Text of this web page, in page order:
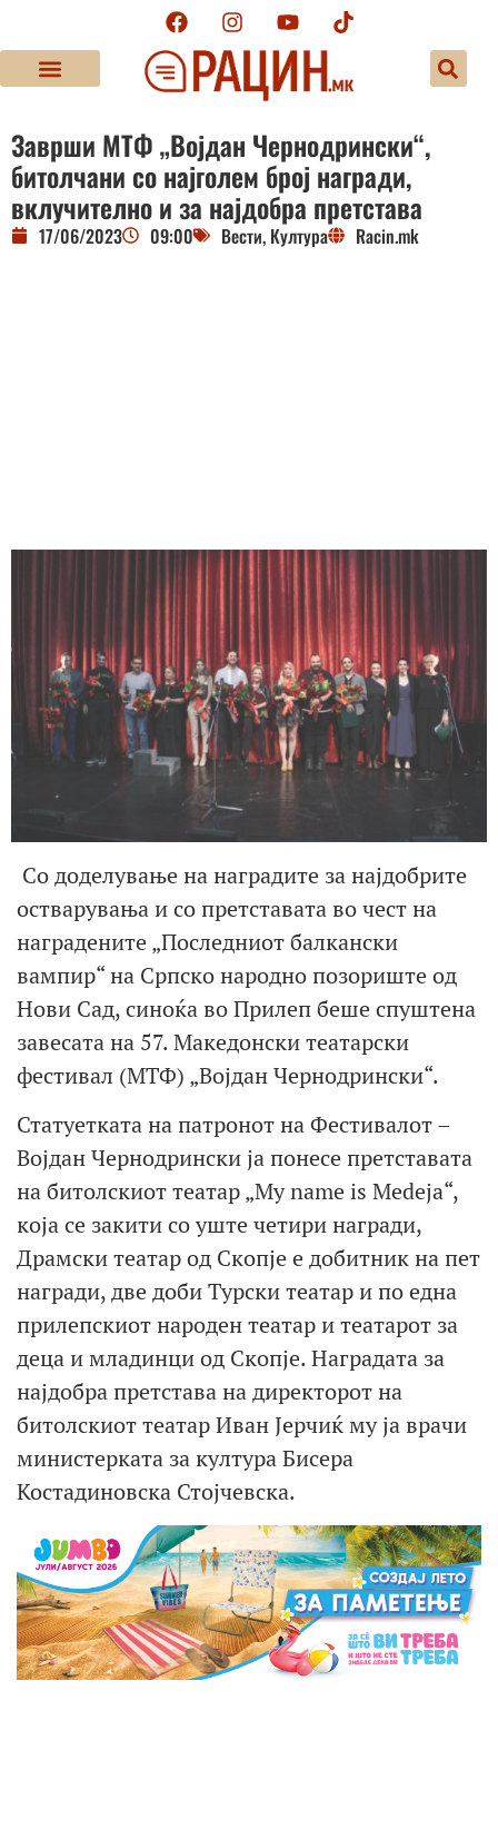
Заврши МТФ „Војдан Чернодрински“,
битолчани со најголем број награди,
вклучително и за најдобра претстава
17/06/2023 09:00 Вести, Култура Racin.mk
Со доделување на наградите за најдобрите
остварувања и со претставата во чест на
наградените „Последниот балкански
вампир“ на Српско народно позориште од
Нови Сад, синоќа во Прилеп беше спуштена
завесата на 57. Македонски театарски
фестивал (МТФ) „Војдан Чернодрински“.
Статуетката на патронот на Фестивалот –
Војдан Чернодрински ја понесе претставата
на битолскиот театар „Мy name is Medeja“,
која се закити со уште четири награди,
Драмски театар од Скопје е добитник на пет
награди, две доби Турски театар и по една
прилепскиот народен театар и театарот за
деца и младинци од Скопје. Наградата за
најдобра претстава на директорот на
битолскиот театар Иван Јерчиќ му ја врачи
министерката за култура Бисера
Костадиновска Стојчевска.